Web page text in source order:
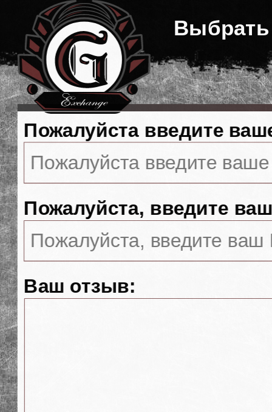
Пожалуйста введите
Пожалуйста, введите
Ваш отзыв: